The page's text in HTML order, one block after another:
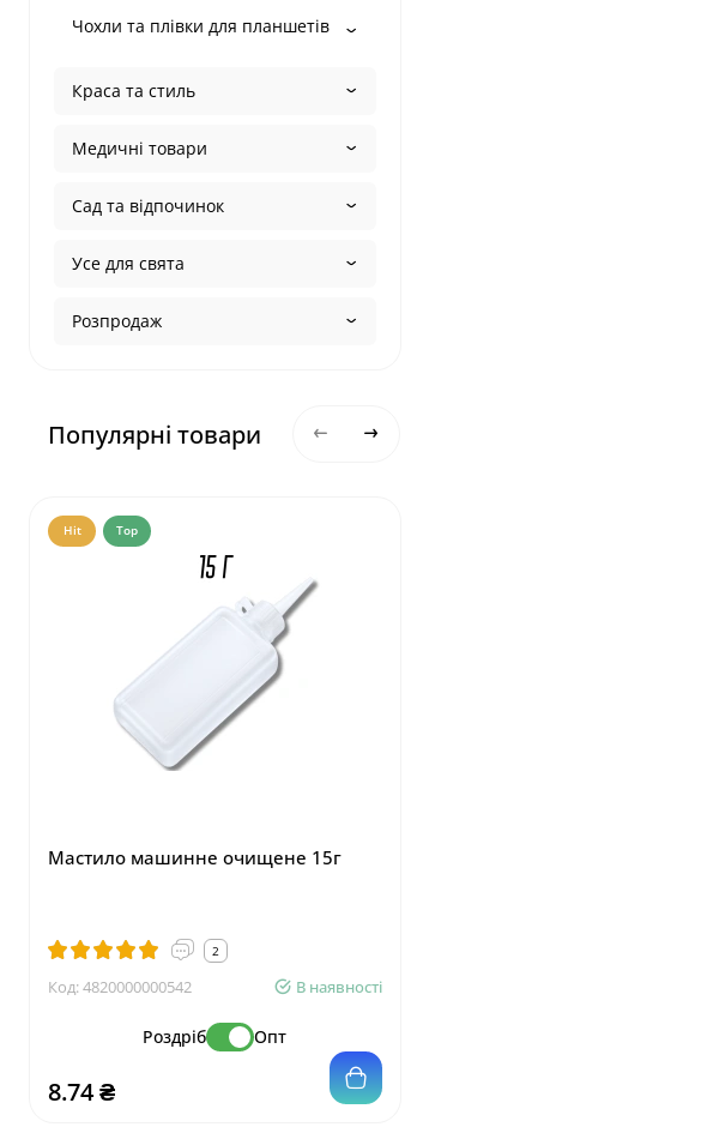
Чохли та плівки для планшетів
Краса та стиль
Медичні товари
Сад та відпочинок
Усе для свята
Розпродаж
Популярні товари
Hit Top
Мастило машинне очищене 15г
2
Код:4820000000542 В наявності
Роздріб Опт
8.74 ₴